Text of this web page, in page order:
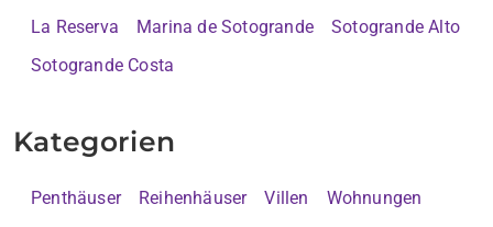
La Reserva Marina de Sotogrande
Sotogrande Alto
Sotogrande Costa
Kategorien
Penthäuser Reihenhäuser Villen Wohnungen